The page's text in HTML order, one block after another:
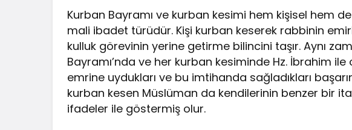
Kurban Bayramı ve kurban kesimi hem kişisel hem
mali ibadet türüdür. Kişi kurban keserek rabbinin
kulluk görevinin yerine getirme bilincini taşır. Aynı
Bayramı’nda ve her kurban kesiminde Hz. İbrahim ile
emrine uydukları ve bu imtihanda sağladıkları
kurban kesen Müslüman da kendilerinin benzer bir
ifadeler ile göstermiş olur.